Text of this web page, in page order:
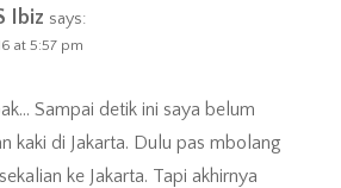
Ibiz says:
at 5:57 pm
Sampai detik ini saya belum
kaki di Jakarta. Dulu pas mbolang
ke Jakarta. Tapi akhirnya